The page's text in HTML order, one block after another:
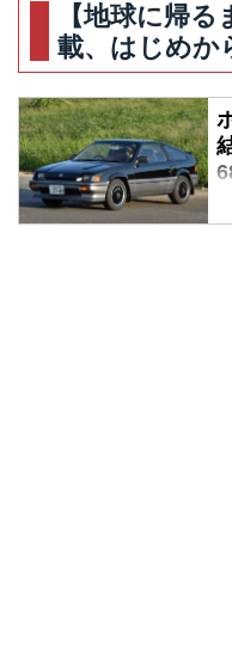
【地球に帰
載、はじめか